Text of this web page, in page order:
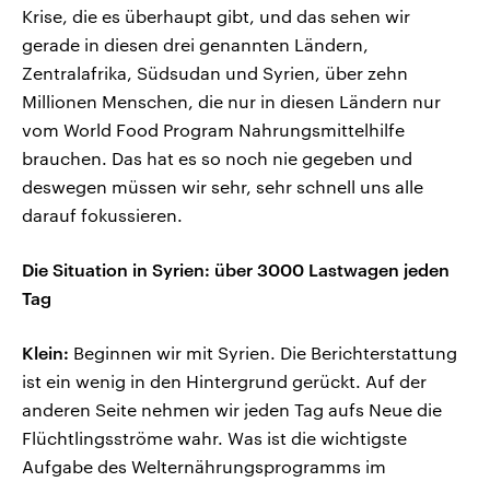
Krise, die es überhaupt gibt, und das sehen wir
gerade in diesen drei genannten Ländern,
Zentralafrika, Südsudan und Syrien, über zehn
Millionen Menschen, die nur in diesen Ländern nur
vom World Food Program Nahrungsmittelhilfe
brauchen. Das hat es so noch nie gegeben und
deswegen müssen wir sehr, sehr schnell uns alle
darauf fokussieren.
Die Situation in Syrien: über 3000 Lastwagen jeden
Tag
Klein: Beginnen wir mit Syrien. Die Berichterstattung
ist ein wenig in den Hintergrund gerückt. Auf der
anderen Seite nehmen wir jeden Tag aufs Neue die
Flüchtlingsströme wahr. Was ist die wichtigste
Aufgabe des Welternährungsprogramms im